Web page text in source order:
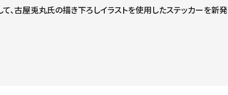
、古屋兎丸氏の描き下ろしイラストを使用したステッカーを新発